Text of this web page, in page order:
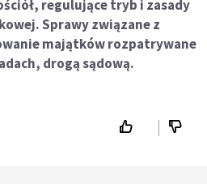
regulujące tryb i zasady
Sprawy związane z
majątków rozpatrywane
drogą sądową.